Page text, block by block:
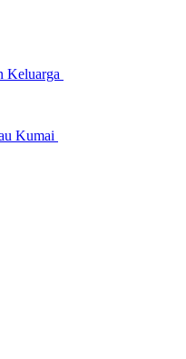
Keluarga
Kumai